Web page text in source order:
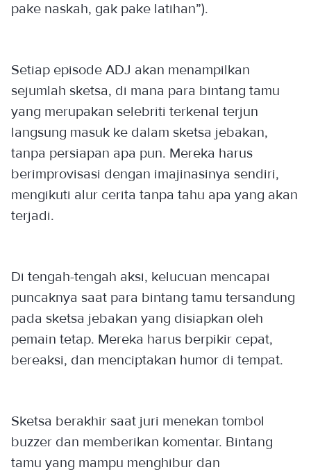
pake naskah, gak pake latihan”).
Setiap episode ADJ akan menampilkan
sejumlah sketsa, di mana para bintang tamu
yang merupakan selebriti terkenal terjun
langsung masuk ke dalam sketsa jebakan,
tanpa persiapan apa pun. Mereka harus
berimprovisasi dengan imajinasinya sendiri,
mengikuti alur cerita tanpa tahu apa yang akan
terjadi.
Di tengah-tengah aksi, kelucuan mencapai
puncaknya saat para bintang tamu tersandung
pada sketsa jebakan yang disiapkan oleh
pemain tetap. Mereka harus berpikir cepat,
bereaksi, dan menciptakan humor di tempat.
Sketsa berakhir saat juri menekan tombol
buzzer dan memberikan komentar. Bintang
tamu yang mampu menghibur dan